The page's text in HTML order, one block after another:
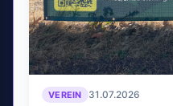
VEREIN 31.07.2026